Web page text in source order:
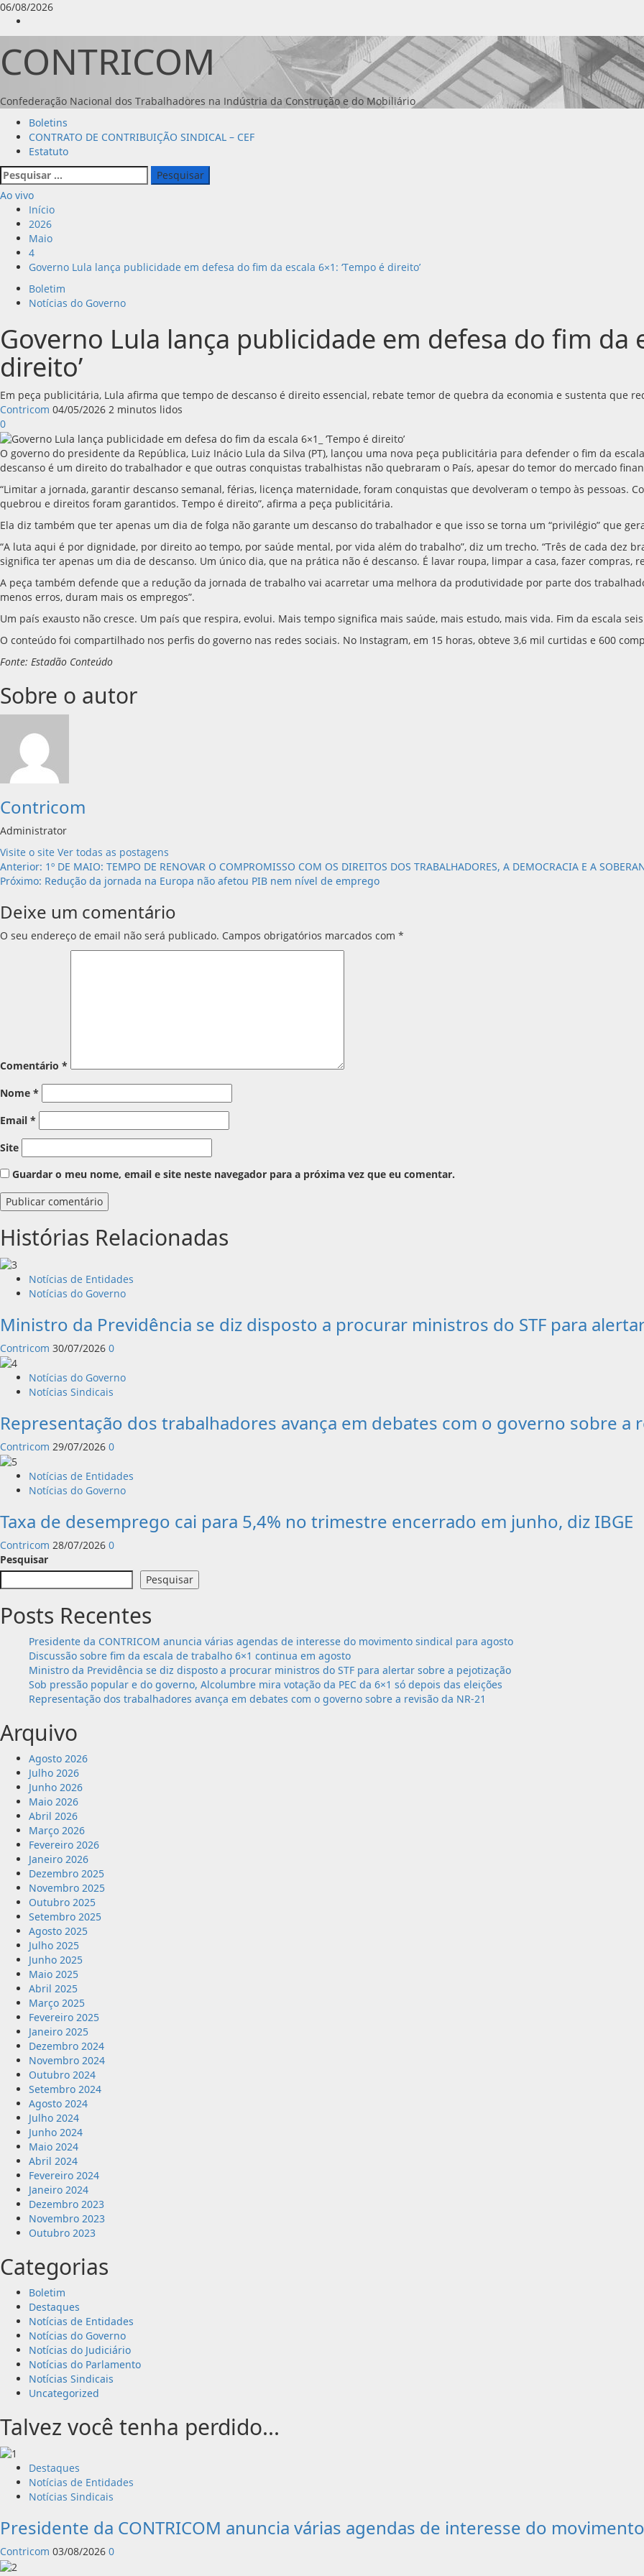
Avançar
para
o
conteúdo
06/08/2026
CONTRICOM
Confederação Nacional dos Trabalhadores na Indústria da Construção e do Mobiliário
Menu
principal
Boletins
CONTRATO DE CONTRIBUIÇÃO SINDICAL – CEF
Estatuto
Pesquisar
por:
Ao vivo
Início
2026
Maio
4
Governo Lula lança publicidade em defesa do fim da escala 6×1: ‘Tempo é direito’
Boletim
Notícias do Governo
Governo Lula lança publicidade em defesa do fim da
direito’
Em peça publicitária, Lula afirma que tempo de descanso é direito essencial, rebate temor de quebra da economia e sustenta que
Contricom 04/05/2026 2 minutos lidos
0
O governo do presidente da República, Luiz Inácio Lula da Silva (PT), lançou uma nova peça publicitária para defender o fim da
descanso é um direito do trabalhador e que outras conquistas trabalhistas não quebraram o País, apesar do temor do mercado
“Limitar a jornada, garantir descanso semanal, férias, licença maternidade, foram conquistas que devolveram o tempo às pessoas.
quebrou e direitos foram garantidos. Tempo é direito”, afirma a peça publicitária.
Ela diz também que ter apenas um dia de folga não garante um descanso do trabalhador e que isso se torna um “privilégio” que
“A luta aqui é por dignidade, por direito ao tempo, por saúde mental, por vida além do trabalho”, diz um trecho. “Três de cada dez
significa ter apenas um dia de descanso. Um único dia, que na prática não é descanso. É lavar roupa, limpar a casa, fazer compras,
A peça também defende que a redução da jornada de trabalho vai acarretar uma melhora da produtividade por parte dos
menos erros, duram mais os empregos”.
Um país exausto não cresce. Um país que respira, evolui. Mais tempo significa mais saúde, mais estudo, mais vida. Fim da escala
O conteúdo foi compartilhado nos perfis do governo nas redes sociais. No Instagram, em 15 horas, obteve 3,6 mil curtidas e 600
Fonte: Estadão Conteúdo
Sobre o autor
Contricom
Administrator
Visite o site Ver todas as postagens
Navegação
de
artigos
Anterior: 1º DE MAIO: TEMPO DE RENOVAR O COMPROMISSO COM OS DIREITOS DOS TRABALHADORES, A DEMOCRACIA E A
Próximo: Redução da jornada na Europa não afetou PIB nem nível de emprego
Deixe um comentário
O seu endereço de email não será publicado. Campos obrigatórios marcados com *
Comentário *
Nome *
Email *
Site
Guardar o meu nome, email e site neste navegador para a próxima vez que eu comentar.
Histórias Relacionadas
Notícias de Entidades
Notícias do Governo
Ministro da Previdência se diz disposto a procurar ministros do STF para
Contricom 30/07/2026 0
Notícias do Governo
Notícias Sindicais
Representação dos trabalhadores avança em debates com o governo sobre a
Contricom 29/07/2026 0
Notícias de Entidades
Notícias do Governo
Taxa de desemprego cai para 5,4% no trimestre encerrado em junho, diz IBGE
Contricom 28/07/2026 0
Pesquisar
Pesquisar
Posts Recentes
Presidente da CONTRICOM anuncia várias agendas de interesse do movimento sindical para agosto
Discussão sobre fim da escala de trabalho 6×1 continua em agosto
Ministro da Previdência se diz disposto a procurar ministros do STF para alertar sobre a pejotização
Sob pressão popular e do governo, Alcolumbre mira votação da PEC da 6×1 só depois das eleições
Representação dos trabalhadores avança em debates com o governo sobre a revisão da NR-21
Arquivo
Agosto 2026
Julho 2026
Junho 2026
Maio 2026
Abril 2026
Março 2026
Fevereiro 2026
Janeiro 2026
Dezembro 2025
Novembro 2025
Outubro 2025
Setembro 2025
Agosto 2025
Julho 2025
Junho 2025
Maio 2025
Abril 2025
Março 2025
Fevereiro 2025
Janeiro 2025
Dezembro 2024
Novembro 2024
Outubro 2024
Setembro 2024
Agosto 2024
Julho 2024
Junho 2024
Maio 2024
Abril 2024
Fevereiro 2024
Janeiro 2024
Dezembro 2023
Novembro 2023
Outubro 2023
Categorias
Boletim
Destaques
Notícias de Entidades
Notícias do Governo
Notícias do Judiciário
Notícias do Parlamento
Notícias Sindicais
Uncategorized
Talvez você tenha perdido...
Destaques
Notícias de Entidades
Notícias Sindicais
Presidente da CONTRICOM anuncia várias agendas de interesse do
Contricom 03/08/2026 0